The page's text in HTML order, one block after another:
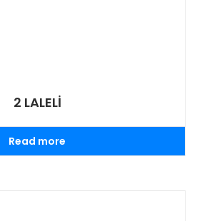
2 LALELİ
Read more